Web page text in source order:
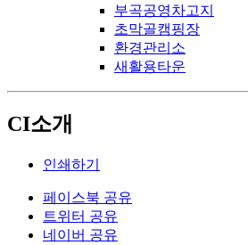
부곡공영차고지
초막골캠핑장
환경관리소
새활용타운
CI소개
인쇄하기
페이스북 공유
트위터 공유
네이버 공유